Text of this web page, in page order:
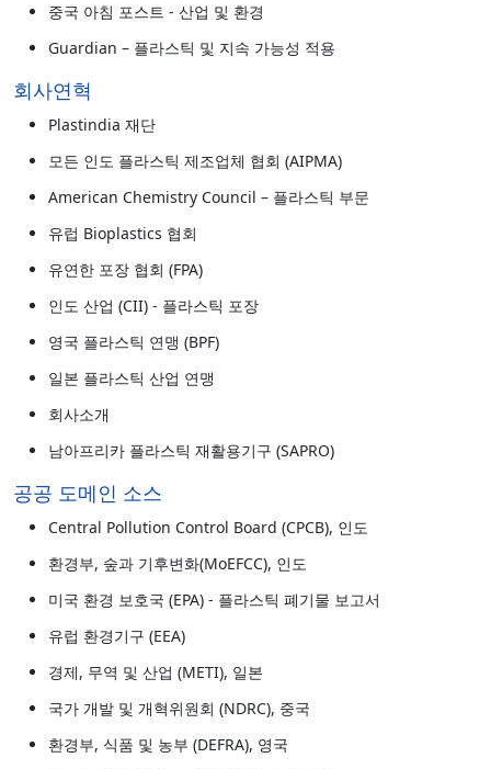
중국 아침 포스트 - 산업 및 환경
Guardian – 플라스틱 및 지속 가능성 적용
회사연혁
Plastindia 재단
모든 인도 플라스틱 제조업체 협회 (AIPMA)
American Chemistry Council – 플라스틱 부문
유럽 Bioplastics 협회
유연한 포장 협회 (FPA)
인도 산업 (CII) - 플라스틱 포장
영국 플라스틱 연맹 (BPF)
일본 플라스틱 산업 연맹
회사소개
남아프리카 플라스틱 재활용기구 (SAPRO)
공공 도메인 소스
Central Pollution Control Board (CPCB), 인도
환경부, 숲과 기후변화(MoEFCC), 인도
미국 환경 보호국 (EPA) - 플라스틱 폐기물 보고서
유럽 환경기구 (EEA)
경제, 무역 및 산업 (METI), 일본
국가 개발 및 개혁위원회 (NDRC), 중국
환경부, 식품 및 농부 (DEFRA), 영국